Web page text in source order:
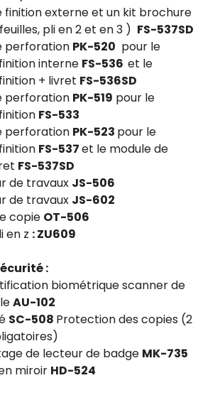
finition externe et un kit brochure
pli en 2 et en 3 ) FS-537SD
perforation PK-520 pour le
interne FS-536 et le
+ livret FS-536SD
perforation PK-519 pour le
FS-533
perforation PK-523 pour le
FS-537et le module de
FS-537SD
de travaux JS-506
de travaux JS-602
copie OT-506
en z : ZU609
:
biométrique scanner de
AU-102
SC-508 Protection des copies (2
de lecteur de badge MK-735
miroir HD-524